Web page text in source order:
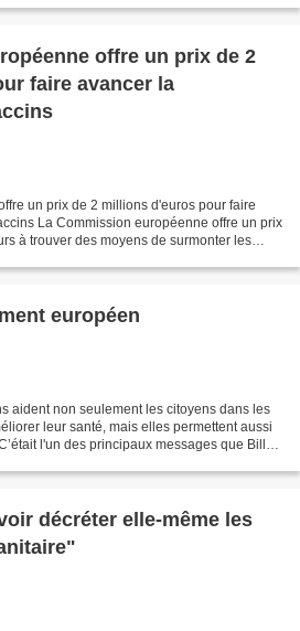
offre un prix de 2
faire avancer la
un prix de 2 millions d'euros pour faire
La Commission européenne offre un prix
à trouver des moyens de surmonter les
européen
aident non seulement les citoyens dans les
leur santé, mais elles permettent aussi
l'un des principaux messages que Bill
décréter elle-même les